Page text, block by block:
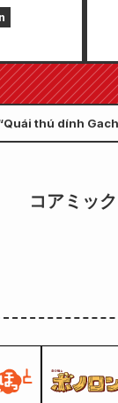
sẽ
tháng
thú dính
kỷ niệm sinh
コアミッ